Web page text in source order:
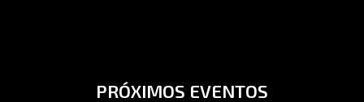
PRÓXIMOS EVENTOS